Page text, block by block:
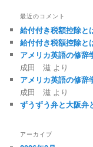
最近のコメント
給付付き税額控除と
給付付き税額控除と
アメリカ英語の修
成田 滋 より
アメリカ英語の修
成田 滋 より
ずうずう弁と大阪弁
アーカイブ